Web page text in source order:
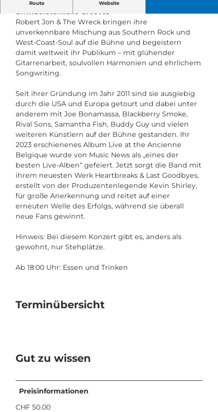
Route Website
unwiderstehliche Grooves
Robert Jon & The Wreck bringen ihre
unverkennbare Mischung aus Southern Rock und
West-Coast-Soul auf die Bühne und begeistern
damit weltweit ihr Publikum – mit glühender
Gitarrenarbeit, soulvollen Harmonien und ehrlichem
Songwriting.
Seit ihrer Gründung im Jahr 2011 sind sie ausgiebig
durch die USA und Europa getourt und dabei unter
anderem mit Joe Bonamassa, Blackberry Smoke,
Rival Sons, Samantha Fish, Buddy Guy und vielen
weiteren Künstlern auf der Bühne gestanden. Ihr
2023 erschienenes Album Live at the Ancienne
Belgique wurde von Music News als „eines der
besten Live-Alben“ gefeiert. Jetzt sorgt die Band mit
ihrem neuesten Werk Heartbreaks & Last Goodbyes,
erstellt von der Produzentenlegende Kevin Shirley,
für große Anerkennung und reitet auf einer
erneuten Welle des Erfolgs, während sie überall
neue Fans gewinnt.
Hinweis: Bei diesem Konzert gibt es, anders als
gewohnt, nur Stehplätze.
Ab 18:00 Uhr: Essen und Trinken
Terminübersicht
Gut zu wissen
Preisinformationen
CHF 50.00